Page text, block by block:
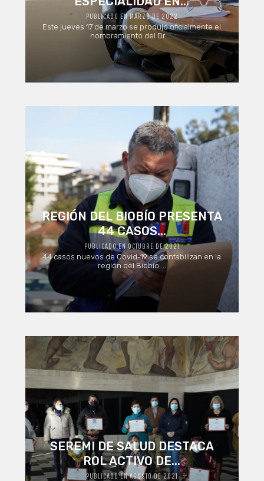
PUBLICADO EN MARZO DE 2022
Este jueves 17 de marzo se produjo oficialmente el
nombramiento del Dr. ...
REGIÓN DEL BIOBÍO PRESENTA
44 CASOS...
PUBLICADO EN OCTUBRE DE 2021
44 casos nuevos de Covid-19 se contabilizan en la
región del Biobío ...
SEREMI DE SALUD DESTACA
ROL ACTIVO DE...
PUBLICADO EN AGOSTO DE 2021